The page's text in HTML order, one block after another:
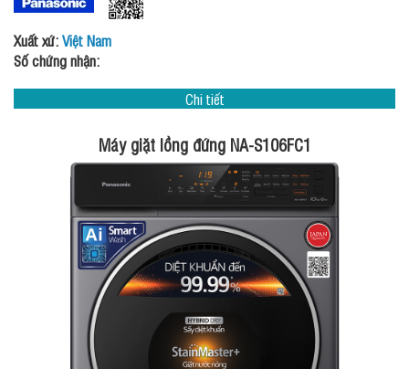
Xuất xứ:Việt Nam
Số chứng nhận:
Chi tiết
Máy giặt lồng đứng NA-S106FC1